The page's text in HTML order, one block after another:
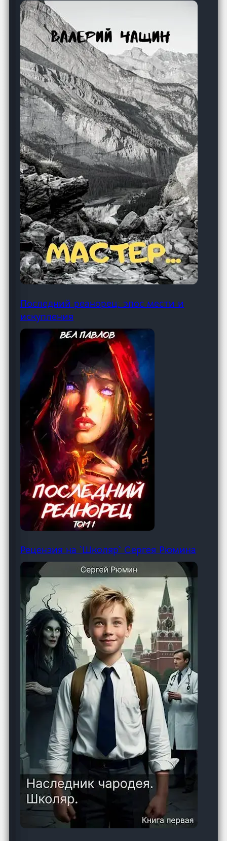
Последний реанорец: эпос мести и
искупления
Рецензия на `Школяр` Сергея Рюмина